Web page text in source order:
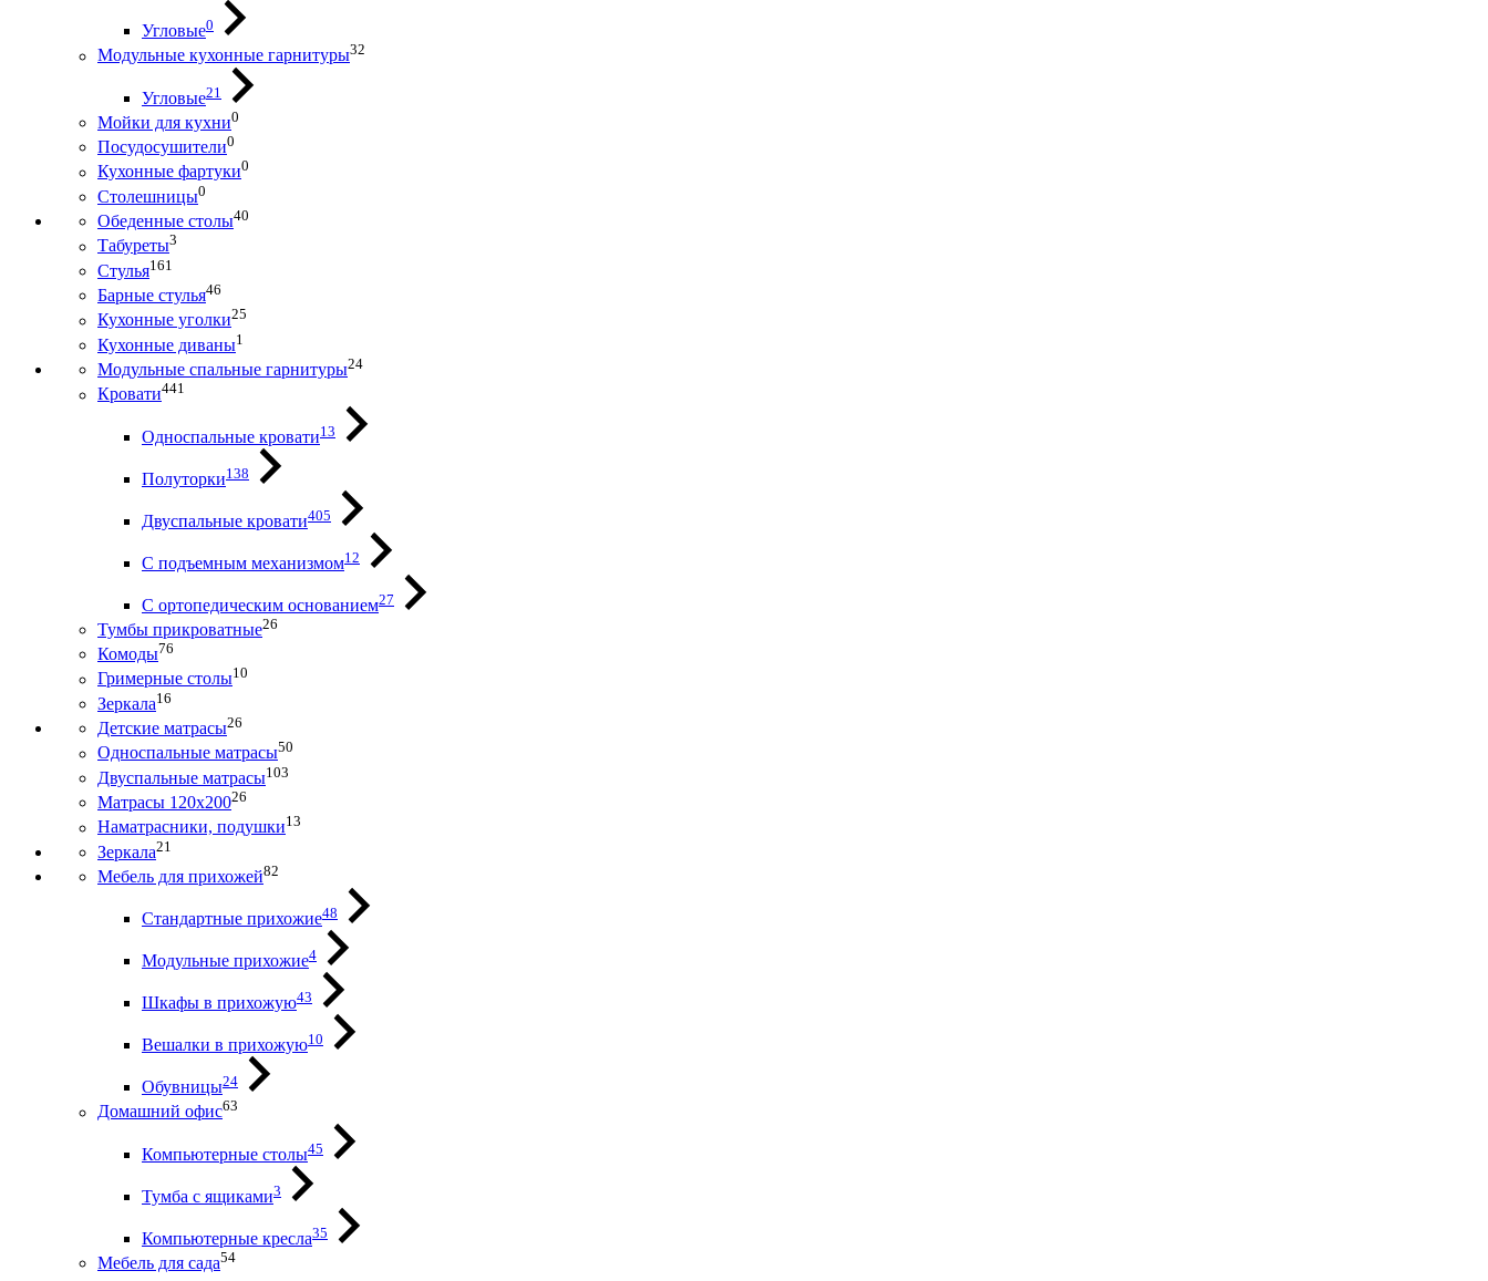
Угловые0
Модульные кухонные гарнитуры32
Угловые21
Мойки для кухни0
Посудосушители0
Кухонные фартуки0
Столешницы0
Обеденные столы40
Табуреты3
Стулья161
Барные стулья46
Кухонные уголки25
Кухонные диваны1
Модульные спальные гарнитуры24
Кровати441
Односпальные кровати13
Полуторки138
Двуспальные кровати405
С подъемным механизмом12
С ортопедическим основанием27
Тумбы прикроватные26
Комоды76
Гримерные столы10
Зеркала16
Детские матрасы26
Односпальные матрасы50
Двуспальные матрасы103
Матрасы 120х20026
Наматрасники, подушки13
Зеркала21
Мебель для прихожей82
Стандартные прихожие48
Модульные прихожие4
Шкафы в прихожую43
Вешалки в прихожую10
Обувницы24
Домашний офис63
Компьютерные столы45
Тумба с ящиками3
Компьютерные кресла35
Мебель для сада54